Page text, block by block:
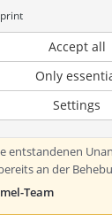
Hinweis zur
und
entstandenen
an der
Team
Accept all
Only
Settings